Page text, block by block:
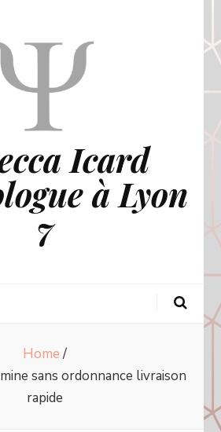
Icard
à Lyon
7
Home /
sans ordonnance livraison
rapide